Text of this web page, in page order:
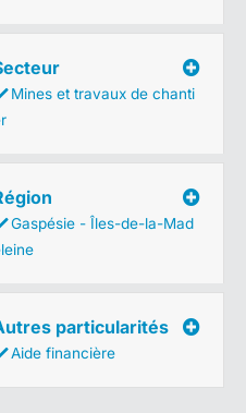
Mines et travaux de chanti
Gaspésie - Îles-de-la-Mad
particularités
Aide financière